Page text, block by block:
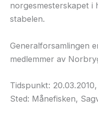
norgesmesterskapet i
stabelen.
Generalforsamlingen
medlemmer av
Tidspunkt: 20.03.2010,
Sted: Månefisken,